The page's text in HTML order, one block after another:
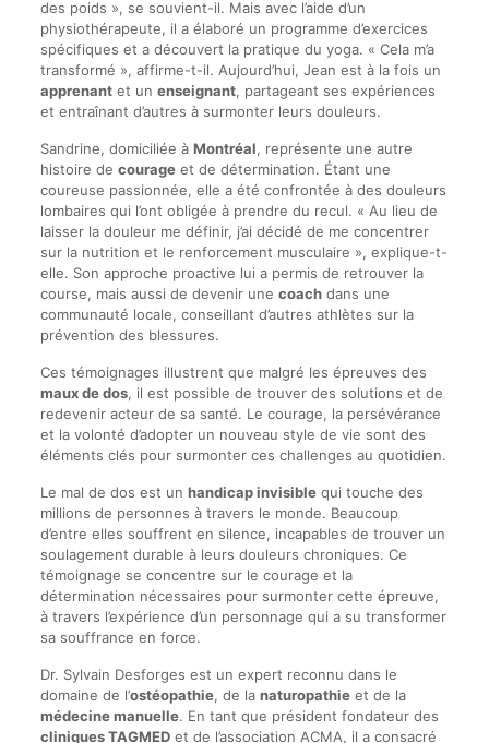
des poids », se souvient-il. Mais avec l’aide d’un
physiothérapeute, il a élaboré un programme d’exercices
spécifiques et a découvert la pratique du yoga. « Cela m’a
transformé », affirme-t-il. Aujourd’hui, Jean est à la fois un
apprenantet un enseignant, partageant ses expériences
et entraînant d’autres à surmonter leurs douleurs.
Sandrine, domiciliée à Montréal, représente une autre
histoire de courageet de détermination. Étant une
coureuse passionnée, elle a été confrontée à des douleurs
lombaires qui l’ont obligée à prendre du recul. « Au lieu de
laisser la douleur me définir, j’ai décidé de me concentrer
sur la nutrition et le renforcement musculaire », explique-t-
elle. Son approche proactive lui a permis de retrouver la
course, mais aussi de devenir une coachdans une
communauté locale, conseillant d’autres athlètes sur la
prévention des blessures.
Ces témoignages illustrent que malgré les épreuves des
maux de dos, il est possible de trouver des solutions et de
redevenir acteur de sa santé. Le courage, la persévérance
et la volonté d’adopter un nouveau style de vie sont des
éléments clés pour surmonter ces challenges au quotidien.
Le mal de dos est un handicap invisiblequi touche des
millions de personnes à travers le monde. Beaucoup
d’entre elles souffrent en silence, incapables de trouver un
soulagement durable à leurs douleurs chroniques. Ce
témoignage se concentre sur le courage et la
détermination nécessaires pour surmonter cette épreuve,
à travers l’expérience d’un personnage qui a su transformer
sa souffrance en force.
Dr. Sylvain Desforges est un expert reconnu dans le
domaine de l’ostéopathie, de la naturopathieet de la
médecine manuelle. En tant que président fondateur des
cliniques TAGMEDet de l’association ACMA, il a consacré